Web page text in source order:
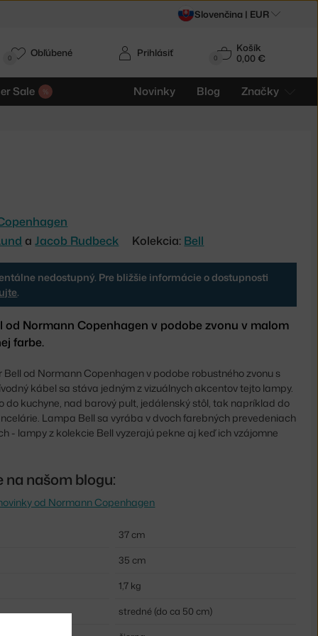
0
Košík
0,00 €
Sale Novinky Blog Značky
Prihlásiť
0 Obľúbené
aJacob Rudbeck Kolekcia: Bell
nedostupný. Pre bližšie informácie o dostupnosti
.
od Normann Copenhagen v podobe zvonu v malom
farbe.
od Normann Copenhagen v podobe robustného zvonu s
kábel sa stáva jedným z vizuálnych akcentov tejto lampy.
do kuchyne, nad barový pult, jedálenský stôl, tak napríklad do
Lampa Bell sa vyrába v dvoch farebných prevedeniach
- lampy z kolekcie Bell vyzerajú pekne aj keď ich vzájomne
našom blogu:
od Normann Copenhagen
37 cm
35 cm
1,7 kg
stredné (do ca 50 cm)
Slovenčina | EUR